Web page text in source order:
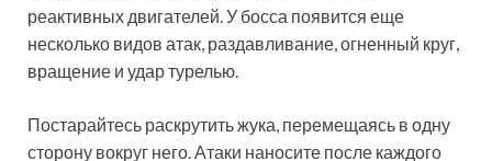
реактивных двигателей. У босса появится еще
несколько видов атак, раздавливание, огненный круг,
вращение и удар турелью.
Постарайтесь раскрутить жука, перемещаясь в одну
сторону вокруг него. Атаки наносите после каждого